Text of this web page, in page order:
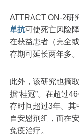
ATTRACTION-2研
单抗可使死亡风险
在获益患者（完全
存期可延长两年多。
此外，该研究也摘
据“桂冠”。在超过
存时间超过3年。其
自安慰剂组，而在
免疫治疗。